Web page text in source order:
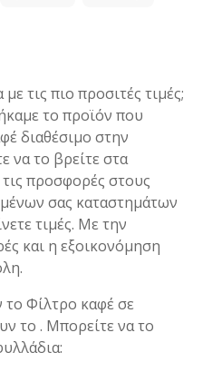
τις πιο προσιτές τιμές;
το προϊόν που
διαθέσιμο στην
να το βρείτε στα
προσφορές στους
σας καταστημάτων
τιμές. Με την
και η εξοικονόμηση
Φίλτρο καφέ σε
το . Μπορείτε να το